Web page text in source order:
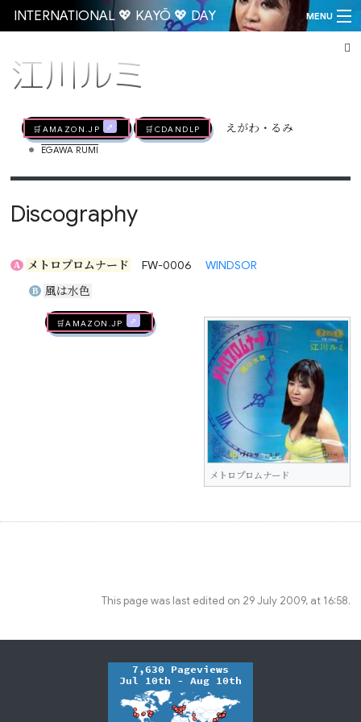
INTERNATIONAL 💖 KAYŌ 💖 DAY MENU
江川ルミ
🛒AMAZON.jp 🛒CDandLP えがわ・るみ
• EGAWA RUMI
Discography
A メトロプロムナード FW-0006 WINDSOR
B 風は水色
メトロプロムナード
🛒AMAZON.jp
This page was last edited on 29 July 2009, at 16:58.